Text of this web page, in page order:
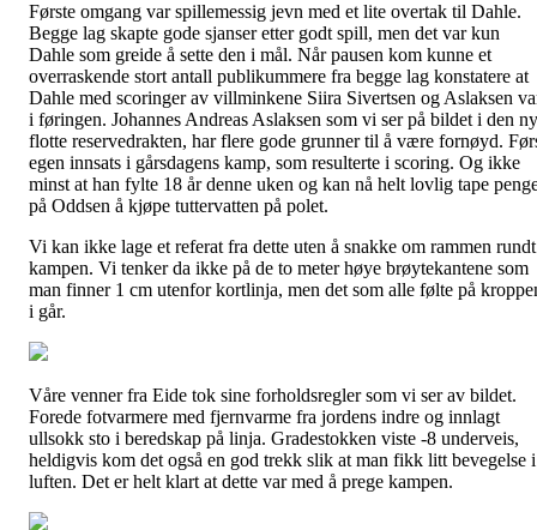
Første omgang var spillemessig jevn med et lite overtak til Dahle.
Begge lag skapte gode sjanser etter godt spill, men det var kun
Dahle som greide å sette den i mål. Når pausen kom kunne et
overraskende stort antall publikummere fra begge lag konstatere at
Dahle med scoringer av villminkene Siira Sivertsen og Aslaksen
i føringen. Johannes Andreas Aslaksen som vi ser på bildet i den
flotte reservedrakten, har flere gode grunner til å være fornøyd.
egen innsats i gårsdagens kamp, som resulterte i scoring. Og ikke
minst at han fylte 18 år denne uken og kan nå helt lovlig tape
på Oddsen å kjøpe tuttervatten på polet.
Vi kan ikke lage et referat fra dette uten å snakke om rammen rundt
kampen. Vi tenker da ikke på de to meter høye brøytekantene som
man finner 1 cm utenfor kortlinja, men det som alle følte på
i går.
Våre venner fra Eide tok sine forholdsregler som vi ser av bildet.
Forede fotvarmere med fjernvarme fra jordens indre og innlagt
ullsokk sto i beredskap på linja. Gradestokken viste -8 underveis,
heldigvis kom det også en god trekk slik at man fikk litt bevegelse i
luften. Det er helt klart at dette var med å prege kampen.